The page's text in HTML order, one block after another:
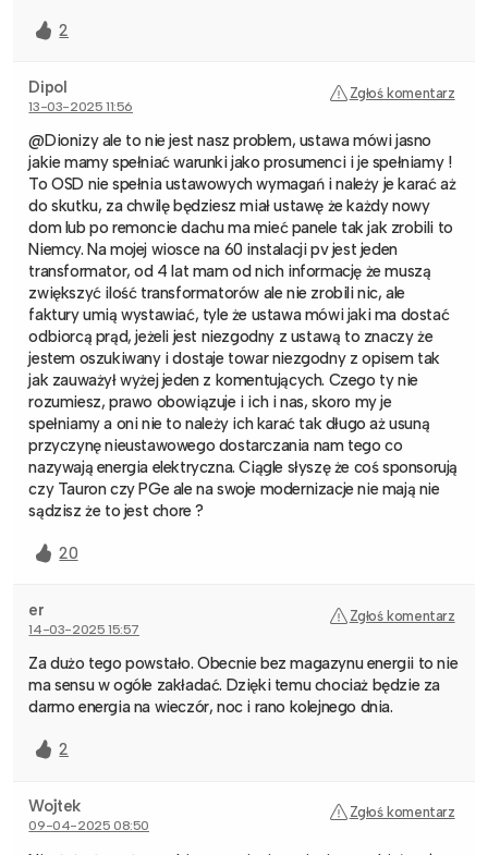
2
Dipol
13-03-2025 11:56
Zgłoś komentarz
@Dionizy ale to nie jest nasz problem, ustawa mówi jasno
jakie mamy spełniać warunki jako prosumenci i je spełniamy !
To OSD nie spełnia ustawowych wymagań i należy je karać aż
do skutku, za chwilę będziesz miał ustawę że każdy nowy
dom lub po remoncie dachu ma mieć panele tak jak zrobili to
Niemcy. Na mojej wiosce na 60 instalacji pv jest jeden
transformator, od 4 lat mam od nich informację że muszą
zwiększyć ilość transformatorów ale nie zrobili nic, ale
faktury umią wystawiać, tyle że ustawa mówi jaki ma dostać
odbiorcą prąd, jeżeli jest niezgodny z ustawą to znaczy że
jestem oszukiwany i dostaje towar niezgodny z opisem tak
jak zauważył wyżej jeden z komentujących. Czego ty nie
rozumiesz, prawo obowiązuje i ich i nas, skoro my je
spełniamy a oni nie to należy ich karać tak długo aż usuną
przyczynę nieustawowego dostarczania nam tego co
nazywają energia elektryczna. Ciągle słyszę że coś sponsorują
czy Tauron czy PGe ale na swoje modernizacje nie mają nie
sądzisz że to jest chore ?
20
er
14-03-2025 15:57
Zgłoś komentarz
Za dużo tego powstało. Obecnie bez magazynu energii to nie
ma sensu w ogóle zakładać. Dzięki temu chociaż będzie za
darmo energia na wieczór, noc i rano kolejnego dnia.
2
Wojtek
09-04-2025 08:50
Zgłoś komentarz